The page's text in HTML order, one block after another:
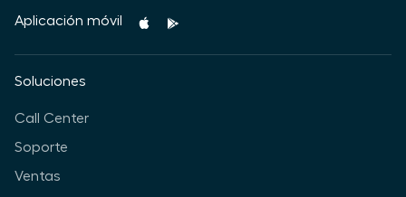
Aplicación móvil
Soluciones
Call Center
Soporte
Ventas